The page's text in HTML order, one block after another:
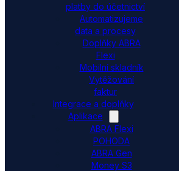
platby do účetnictví
Automatizujeme
data a procesy
Doplňky ABRA
Flexi
Mobilní skladník
Vytěžování
faktur
Integrace a doplňky
Aplikace
ABRA Flexi
POHODA
ABRA Gen
Money S3